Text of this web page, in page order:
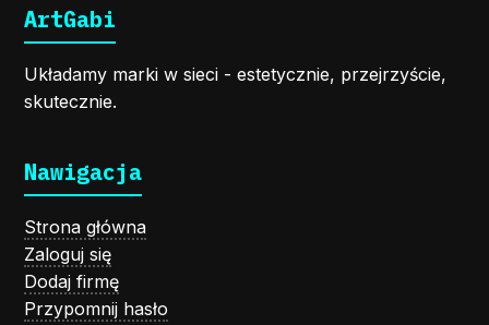
ArtGabi
Układamy marki w sieci - estetycznie, przejrzyście,
skutecznie.
Nawigacja
Strona główna
Zaloguj się
Dodaj firmę
Przypomnij hasło